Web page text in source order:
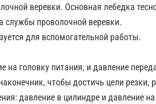
веревки. Основная лебедка
службы проволочной веревки.
для вспомогательной работы.
на головку питания, и давление
чтобы достичь цели
давление в цилиндре и давление